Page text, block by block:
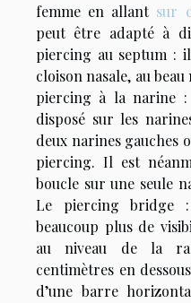
femme en allant sur
peut être adapté à
piercing au septum :
cloison nasale, au
piercing à la narine
disposé sur les
deux narines gauches
piercing. Il est
boucle sur une seule
Le piercing bridge
beaucoup plus de
au niveau de la
centimètres en
d’une barre